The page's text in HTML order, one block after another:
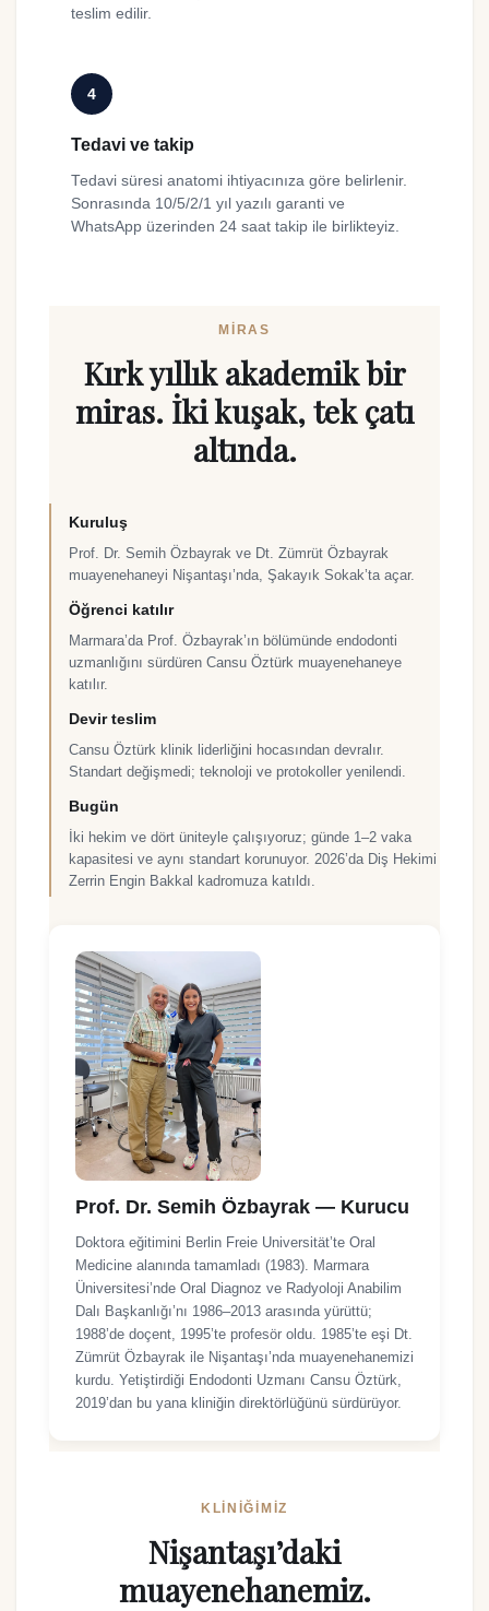
teslim edilir.
4
Tedavi ve takip
Tedavi süresi anatomi ihtiyacınıza göre belirlenir.
Sonrasında 10/5/2/1 yıl yazılı garanti ve
WhatsApp üzerinden 24 saat takip ile birlikteyiz.
MIRAS
Kırk yıllık akademik bir
miras. İki kuşak, tek çatı
altında.
Kuruluş
Prof. Dr. Semih Özbayrak ve Dt. Zümrüt Özbayrak
muayenehaneyi Nişantaşı’nda, Şakayık Sokak’ta açar.
Öğrenci katılır
Marmara’da Prof. Özbayrak’ın bölümünde endodonti
uzmanlığını sürdüren Cansu Öztürk muayenehaneye
katılır.
Devir teslim
Cansu Öztürk klinik liderliğini hocasından devralır.
Standart değişmedi; teknoloji ve protokoller yenilendi.
Bugün
İki hekim ve dört üniteyle çalışıyoruz; günde 1–2 vaka
kapasitesi ve aynı standart korunuyor. 2026’da Diş Hekimi
Zerrin Engin Bakkal kadromuza katıldı.
Prof. Dr. Semih Özbayrak — Kurucu
Doktora eğitimini Berlin Freie Universität’te Oral
Medicine alanında tamamladı (1983). Marmara
Üniversitesi’nde Oral Diagnoz ve Radyoloji Anabilim
Dalı Başkanlığı’nı 1986–2013 arasında yürüttü;
1988’de doçent, 1995’te profesör oldu. 1985’te eşi Dt.
Zümrüt Özbayrak ile Nişantaşı’nda muayenehanemizi
kurdu. Yetiştirdiği Endodonti Uzmanı Cansu Öztürk,
2019’dan bu yana kliniğin direktörlüğünü sürdürüyor.
KLINIĞIMIZ
Nişantaşı’daki
muayenehanemiz.